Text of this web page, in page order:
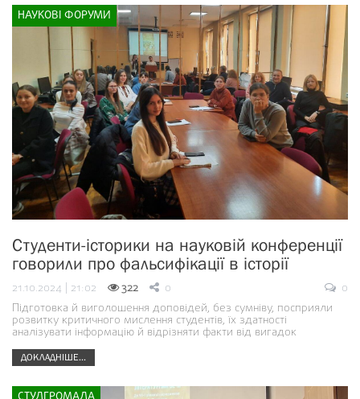
НАУКОВІ ФОРУМИ
Студенти-історики на науковій конференції
говорили про фальсифікації в історії
21.10.2024 | 21:02 322 0
0
Підготовка й виголошення доповідей, без сумніву, посприяли
розвитку критичного мислення студентів, їх здатності
аналізувати інформацію й відрізняти факти від вигадок
ДОКЛАДНІШЕ...